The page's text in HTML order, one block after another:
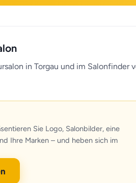
in Torgau und im Salonfinder
Sie Logo, Salonbilder, eine
Ihre Marken – und heben sich im